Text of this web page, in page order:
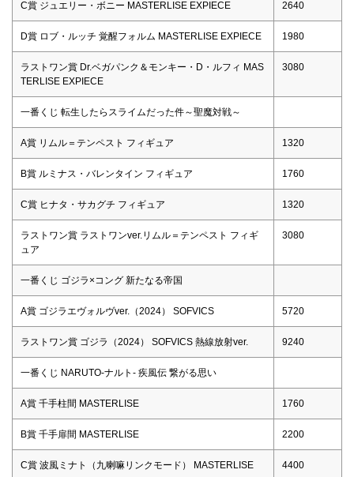
C賞 ジュエリー・ボニー MASTERLISE EXPIECE 2640
D賞 ロブ・ルッチ 覚醒フォルム MASTERLISE EXPIECE 1980
ラストワン賞 Dr.ベガパンク＆モンキー・D・ルフィ MAS
TERLISE EXPIECE
3080
一番くじ 転生したらスライムだった件～聖魔対戦～
A賞 リムル＝テンペスト フィギュア 1320
B賞 ルミナス・バレンタイン フィギュア 1760
C賞 ヒナタ・サカグチ フィギュア 1320
ラストワン賞 ラストワンver.リムル＝テンペスト フィギ
ュア
3080
一番くじ ゴジラ×コング 新たなる帝国
A賞 ゴジラエヴォルヴver.（2024） SOFVICS 5720
ラストワン賞 ゴジラ（2024） SOFVICS 熱線放射ver. 9240
一番くじ NARUTO-ナルト- 疾風伝 繋がる思い
A賞 千手柱間 MASTERLISE 1760
B賞 千手扉間 MASTERLISE 2200
C賞 波風ミナト（九喇嘛リンクモード） MASTERLISE 4400